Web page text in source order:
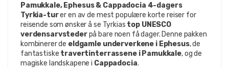
Pamukkale, Ephesus & Cappadocia 4-dagers
Tyrkia-tur er en av de mest populære korte reiser for
reisende som ønsker å se Tyrkias top UNESCO
verdensarvsteder på bare noen få dager. Denne pakken
kombinerer de eldgamle underverkene i Ephesus, de
fantastiske travertinterrassene i Pamukkale, og de
magiske landskapene i Cappadocia.